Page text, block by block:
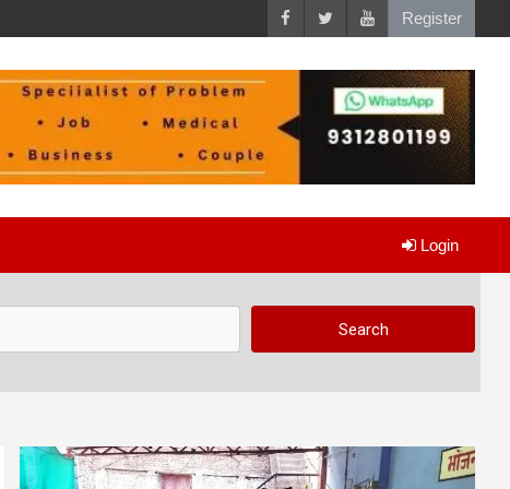
Register
Login
Search